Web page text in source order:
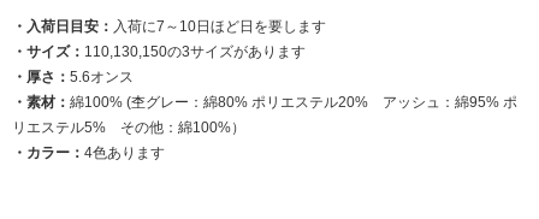
・入荷日目安： 入荷に7～10日ほど日を要します
・サイズ： 110,130,150の3サイズがあります
・厚さ： 5.6オンス
・素材： 綿100% (杢グレー：綿80% ポリエステル20% アッシュ：綿95% ポ
リエステル5% その他：綿100%）
・カラー： 4色あります